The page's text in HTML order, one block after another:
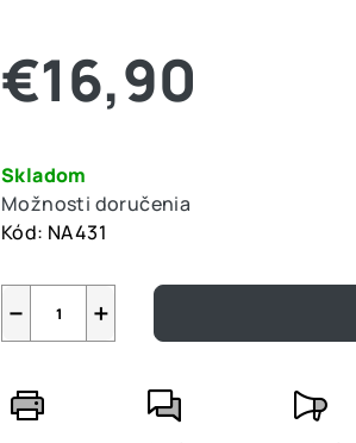
hviezdičiek.
€16,90
cena:
Skladom
Možnosti doručenia
Kód: NA431
+
−